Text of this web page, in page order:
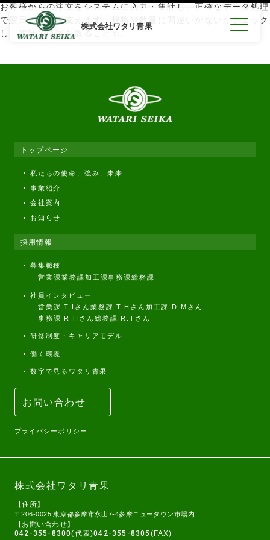
株式会社ワタリ青果
会社案内
お知らせ
採用情報
お客様からの注文をシステムに入力・集計し、正確なデータ処理
で翌日の配送を支えます。規格や数量に間違いがないかチェック
し、電話で確認を取ることも。
トップページ
私たちの使命、強み、未来
事業紹介
会社案内
お知らせ
採用情報
募集職種
営業課 業務課 加工課事務課総務課
社員インタビュー
営業課 T.Iさん 業務課 T.Hさん 加工課 D.Mさん
事務課 R.Hさん 総務課 R.Tさん
研修制度・キャリアモデル
働く環境
数字で見るワタリ青果
お問い合わせ
プライバシーポリシー
株式会社ワタリ青果
【住所】
〒206-0025 東京都多摩市永山7-4多摩ニュータウン市場内
【お問い合わせ】
042-355-8300(代表)042-355-8305 (FAX)